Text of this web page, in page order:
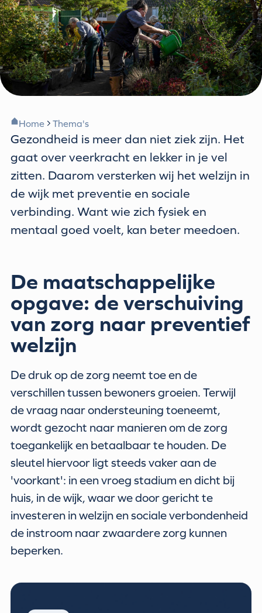
Home Thema's
Gezondheid is meer dan niet ziek zijn. Het
gaat over veerkracht en lekker in je vel
zitten. Daarom versterken wij het welzijn in
de wijk met preventie en sociale
verbinding. Want wie zich fysiek en
mentaal goed voelt, kan beter meedoen.
De maatschappelijke
opgave: de verschuiving
van zorg naar preventief
welzijn
De druk op de zorg neemt toe en de
verschillen tussen bewoners groeien. Terwijl
de vraag naar ondersteuning toeneemt,
wordt gezocht naar manieren om de zorg
toegankelijk en betaalbaar te houden. De
sleutel hiervoor ligt steeds vaker aan de
'voorkant': in een vroeg stadium en dicht bij
huis, in de wijk, waar we door gericht te
investeren in welzijn en sociale verbondenheid
de instroom naar zwaardere zorg kunnen
beperken.